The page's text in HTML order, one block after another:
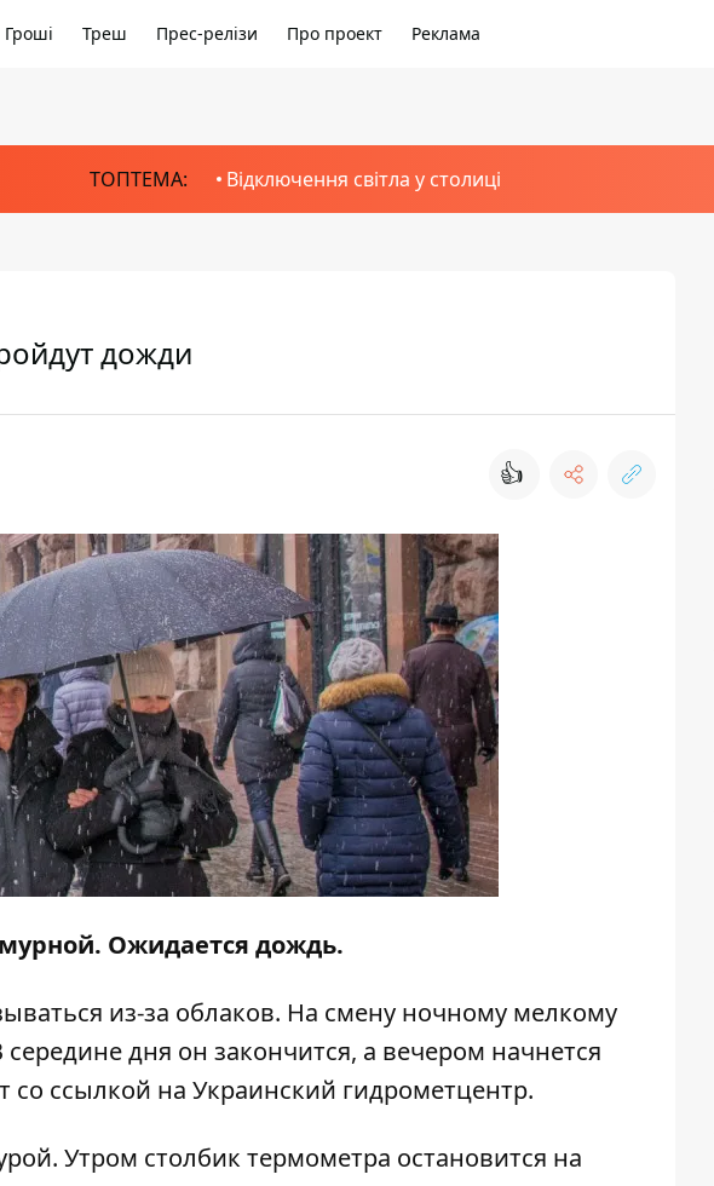
Гроші Треш Прес-релізи Про проект Реклама
ТОПТЕМА: Відключення світла у столиці
дожди
👍
Ожидается дождь.
из-за облаков. На смену ночному мелкому
дня он закончится, а вечером начнется
со ссылкой на Украинский гидрометцентр.
Утром столбик термометра остановится на